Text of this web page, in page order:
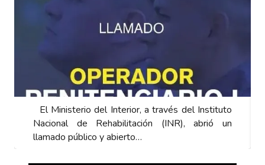
El Ministerio del Interior, a través del Instituto
Nacional de Rehabilitación (INR), abrió un
llamado público y abierto…